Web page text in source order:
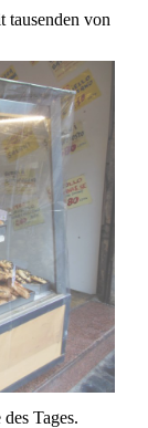
tausenden von
Tages.